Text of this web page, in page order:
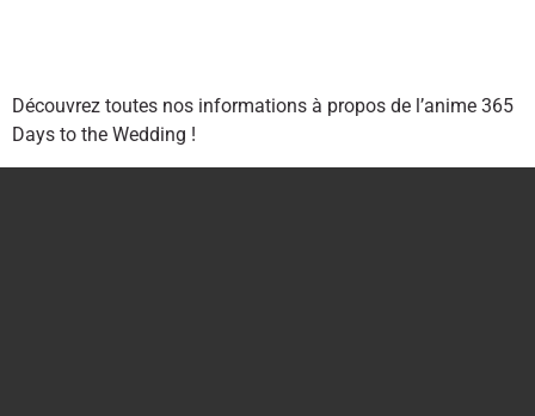
Découvrez toutes nos informations à propos de l’anime 365
Days to the Wedding !